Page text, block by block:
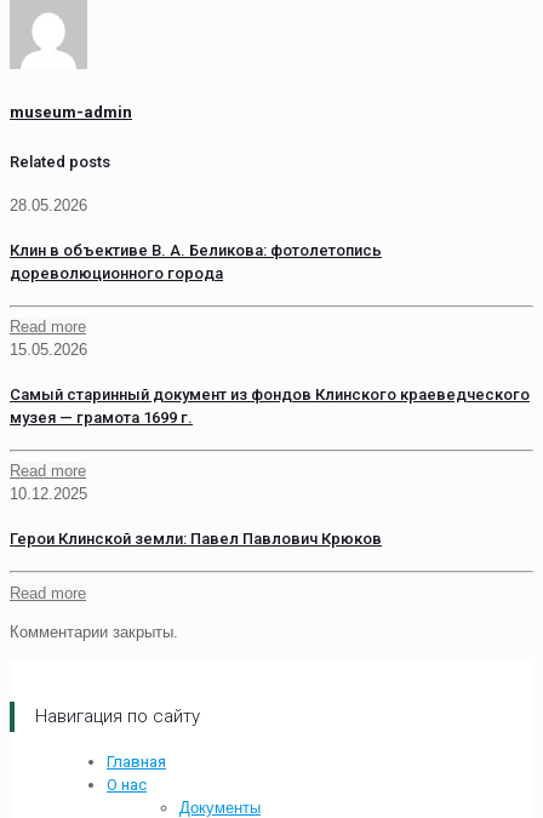
museum-admin
Related posts
28.05.2026
Клин в объективе В. А. Беликова: фотолетопись
дореволюционного города
Read more
15.05.2026
Самый старинный документ из фондов Клинского краеведческого
музея — грамота 1699 г.
Read more
10.12.2025
Герои Клинской земли: Павел Павлович Крюков
Read more
Комментарии закрыты.
Навигация по сайту
Главная
О нас
Документы